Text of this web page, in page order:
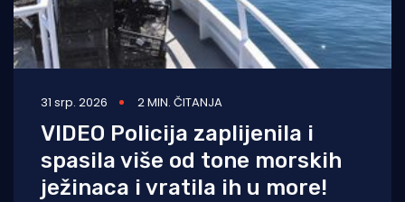
31 srp. 2026 2 MIN. ČITANJA
VIDEO Policija zaplijenila i
spasila više od tone morskih
ježinaca i vratila ih u more!